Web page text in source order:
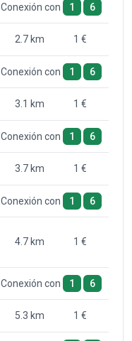
Conexión con 1 6
2.7 km 1 €
Conexión con 1 6
3.1 km 1 €
Conexión con 1 6
3.7 km 1 €
Conexión con 1 6
4.7 km 1 €
Conexión con 1 6
5.3 km 1 €